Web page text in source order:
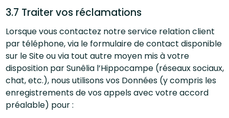
3.7 Traiter vos réclamations
Lorsque vous contactez notre service relation client
par téléphone, via le formulaire de contact disponible
sur le Site ou via tout autre moyen mis à votre
disposition par Sunêlia l’Hippocampe (réseaux sociaux,
chat, etc.), nous utilisons vos Données (y compris les
enregistrements de vos appels avec votre accord
préalable) pour :